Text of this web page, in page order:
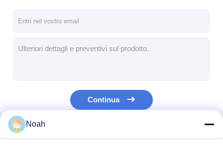
Continua
Le Nostre Categorie
Noah